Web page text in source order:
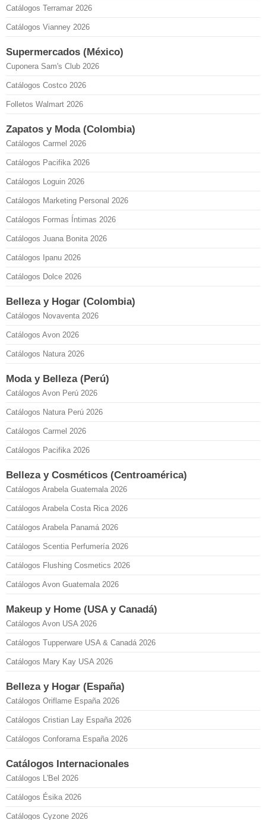
Catálogos Terramar 2026
Catálogos Vianney 2026
Supermercados (México)
Cuponera Sam's Club 2026
Catálogos Costco 2026
Folletos Walmart 2026
Zapatos y Moda (Colombia)
Catálogos Carmel 2026
Catálogos Pacifika 2026
Catálogos Loguin 2026
Catálogos Marketing Personal 2026
Catálogos Formas Íntimas 2026
Catálogos Juana Bonita 2026
Catálogos Ipanu 2026
Catálogos Dolce 2026
Belleza y Hogar (Colombia)
Catálogos Novaventa 2026
Catálogos Avon 2026
Catálogos Natura 2026
Moda y Belleza (Perú)
Catálogos Avon Perú 2026
Catálogos Natura Perú 2026
Catálogos Carmel 2026
Catálogos Pacifika 2026
Belleza y Cosméticos (Centroamérica)
Catálogos Arabela Guatemala 2026
Catálogos Arabela Costa Rica 2026
Catálogos Arabela Panamá 2026
Catálogos Scentia Perfumería 2026
Catálogos Flushing Cosmetics 2026
Catálogos Avon Guatemala 2026
Makeup y Home (USA y Canadá)
Catálogos Avon USA 2026
Catálogos Tupperware USA & Canadá 2026
Catálogos Mary Kay USA 2026
Belleza y Hogar (España)
Catálogos Oriflame España 2026
Catálogos Cristian Lay España 2026
Catálogos Conforama España 2026
Catálogos Internacionales
Catálogos L'Bel 2026
Catálogos Ésika 2026
Catálogos Cyzone 2026